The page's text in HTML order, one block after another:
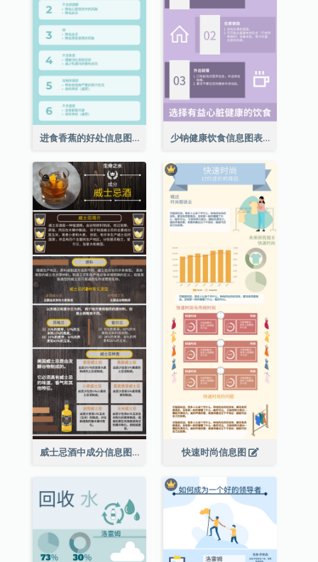
进食香蕉的好处信息图表 少钠健康饮食信息图表
威士忌酒中成分信息图表 快速时尚信息图